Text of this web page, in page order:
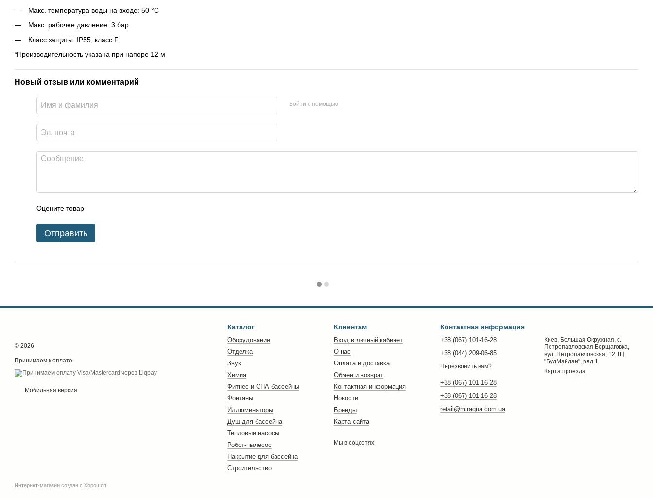
Макс. температура воды на входе: 50 °C
Макс. рабочее давление: 3 бар
Класс защиты: IP55, класс F
*Производительность указана при напоре 12 м
Новый отзыв или комментарий
Войти с помощью
Оцените товар
Отправить
© 2026
Принимаем к оплате
Мобильная версия
Интернет-магазин создан с Хорошоп
Каталог
Оборудование
Отделка
Звук
Химия
Фитнес и СПА бассейны
Фонтаны
Иллюминаторы
Душ для бассейна
Тепловые насосы
Робот-пылесос
Накрытие для бассейна
Строительство
Клиентам
Вход в личный кабинет
О нас
Оплата и доставка
Обмен и возврат
Контактная информация
Новости
Бренды
Карта сайта
Мы в соцсетях
Контактная информация
+38 (067) 101-16-28
+38 (044) 209-06-85
Перезвонить вам?
+38 (067) 101-16-28
+38 (067) 101-16-28
retail@miraqua.com.ua
Киев, Большая Окружная, с.
Петропавловская Борщаговка,
вул. Петропавловская, 12 ТЦ
"БудМайдан", ряд 1
Карта проезда